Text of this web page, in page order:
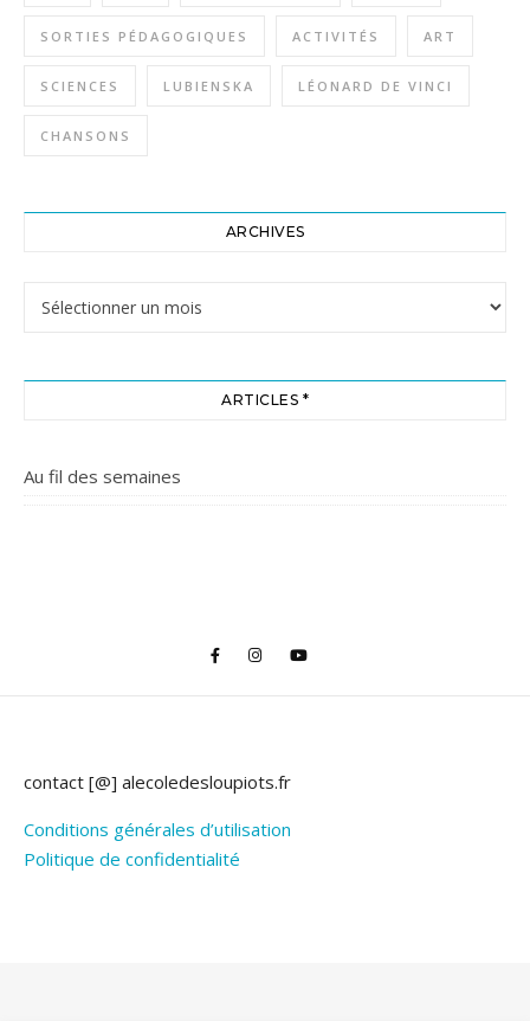
SORTIES PÉDAGOGIQUES ACTIVITÉS ART
SCIENCES LUBIENSKA LÉONARD DE VINCI
CHANSONS
ARCHIVES
ARTICLES *
Au fil des semaines
contact [@] alecoledesloupiots.fr
Conditions générales d’utilisation
Politique de confidentialité